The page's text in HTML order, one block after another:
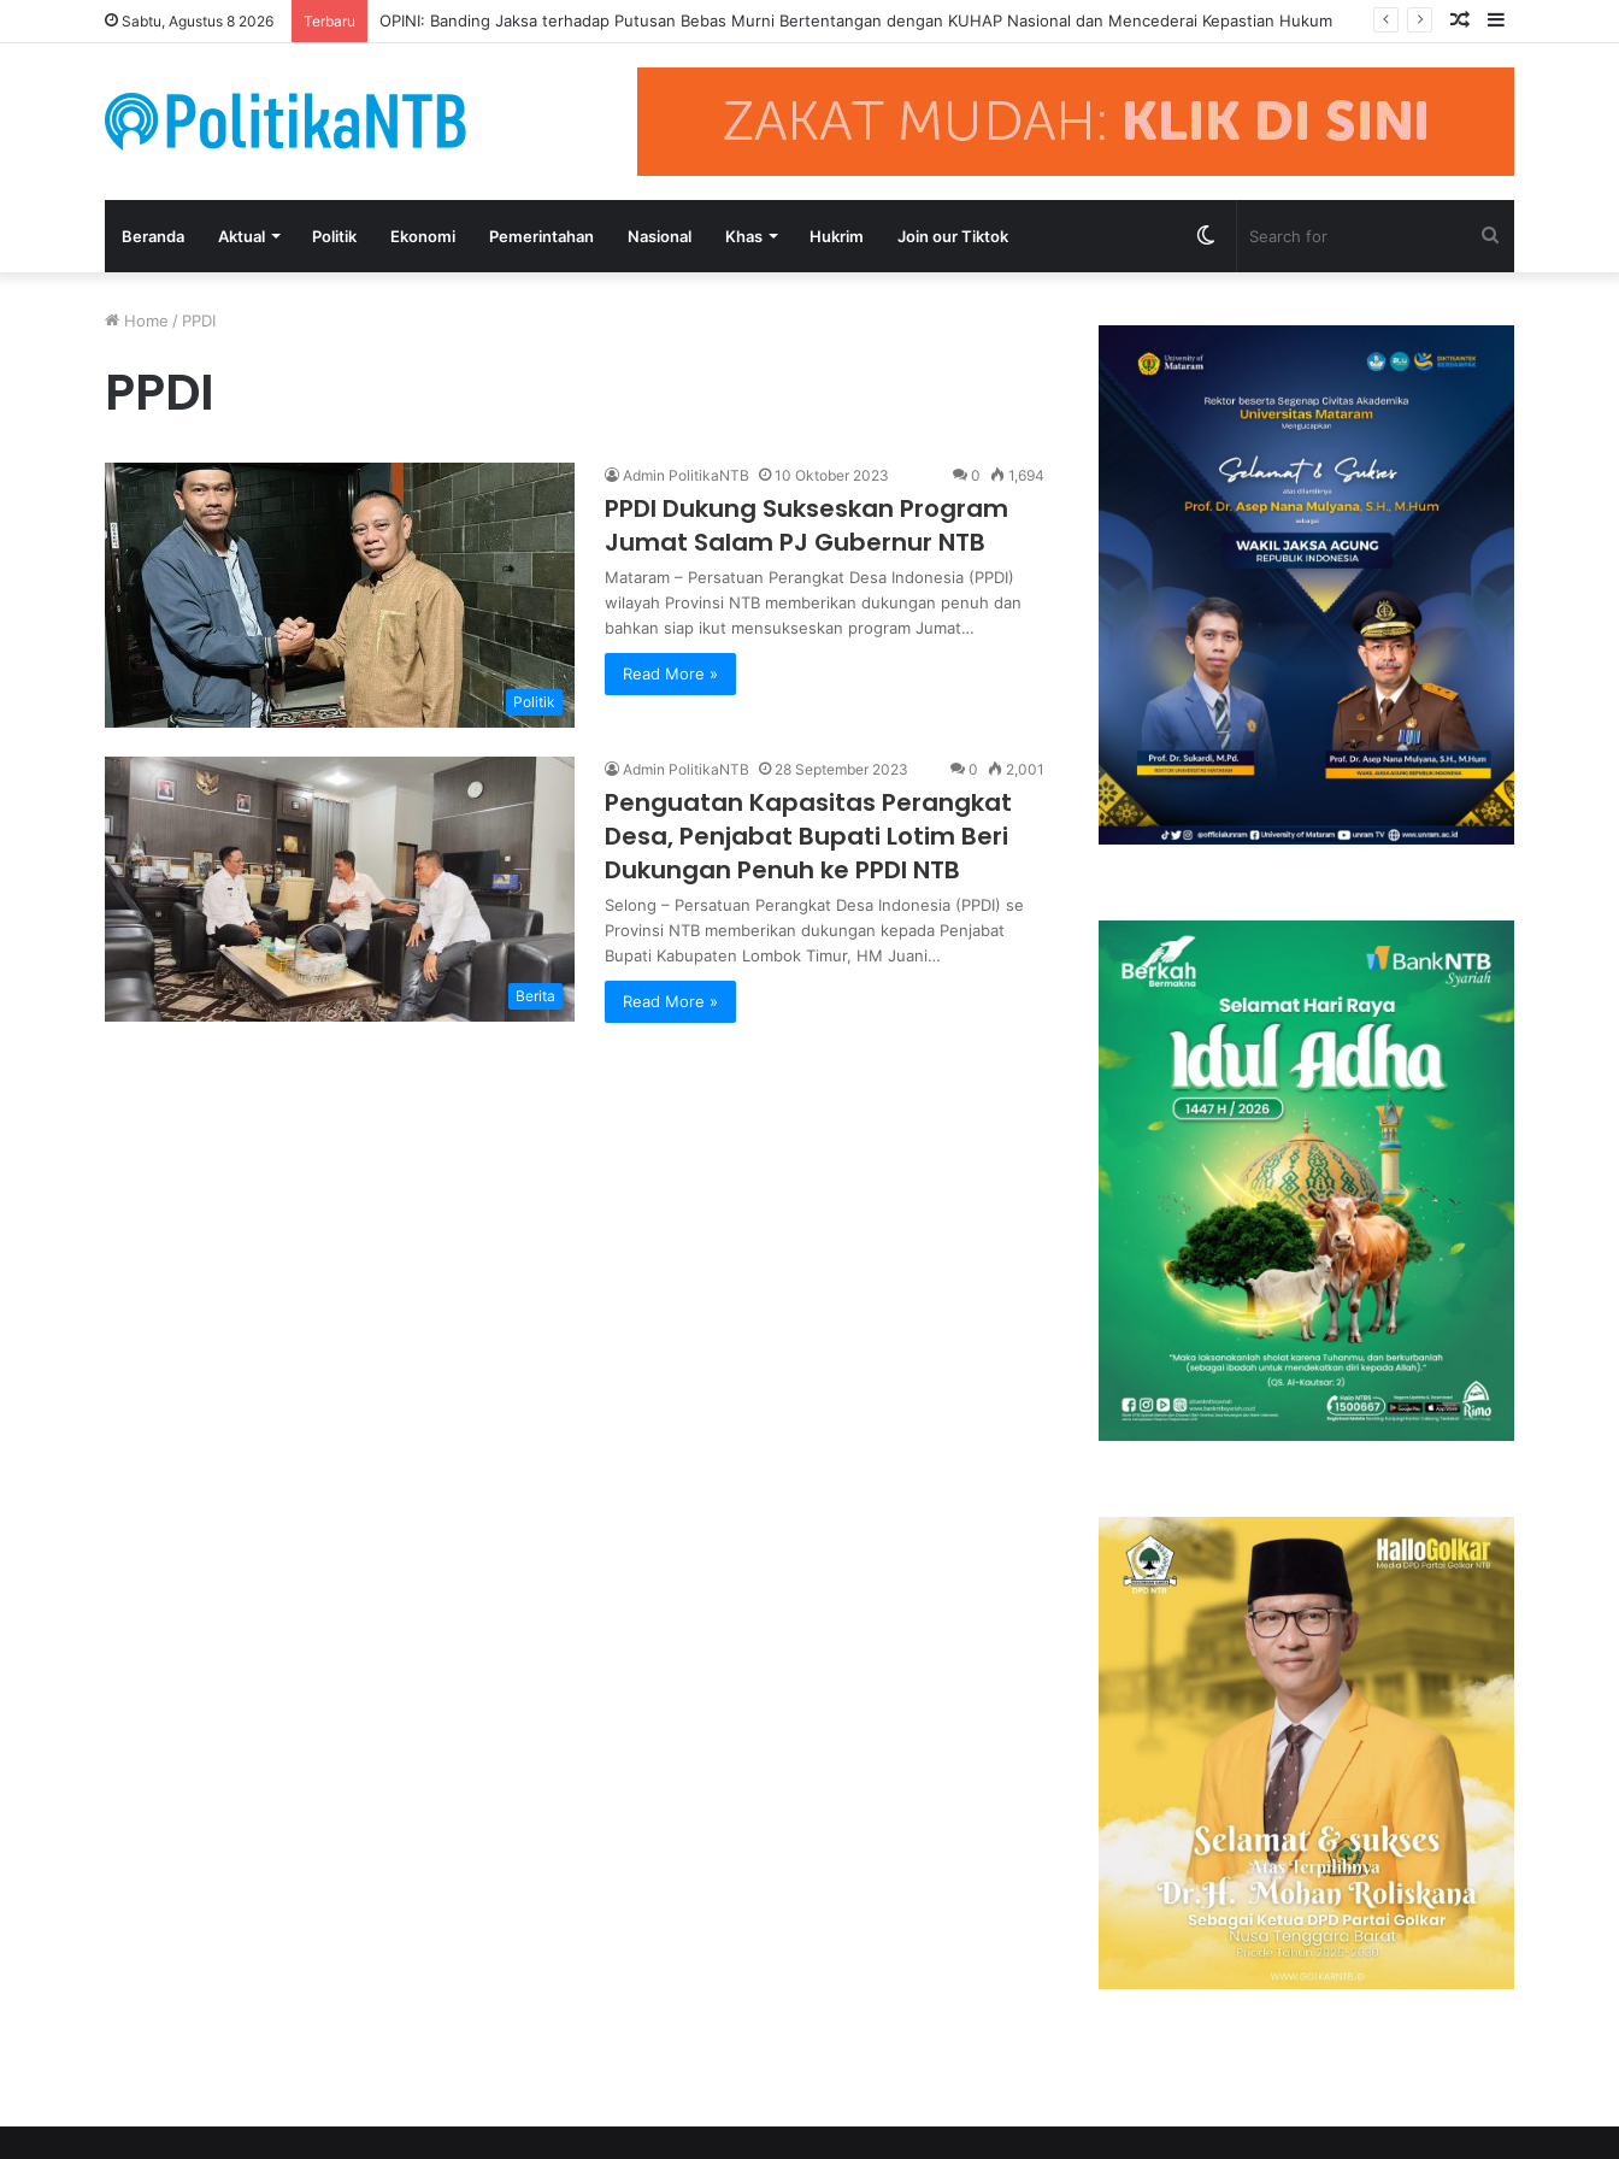
Sabtu, Agustus 8 2026 Terbaru OPINI: Banding Jaksa terhadap Putusan Bebas Murni Bertentangan dengan KUHAP Nasional dan Mencederai Kepastian Hukum
Random
Article
Beranda Aktual Politik Ekonomi Pemerintahan Nasional Khas Hukrim Join our Tiktok Switch
Home / PPDI
PPDI
Politik
Admin PolitikaNTB 10 Oktober 2023 0 1,694
PPDI Dukung Sukseskan Program
Jumat Salam PJ Gubernur NTB
Mataram – Persatuan Perangkat Desa Indonesia (PPDI)
wilayah Provinsi NTB memberikan dukungan penuh dan
bahkan siap ikut mensukseskan program Jumat…
Read More »
Berita
Admin PolitikaNTB 28 September 2023 0 2,001
Penguatan Kapasitas Perangkat
Desa, Penjabat Bupati Lotim Beri
Dukungan Penuh ke PPDI NTB
Selong – Persatuan Perangkat Desa Indonesia (PPDI) se
Provinsi NTB memberikan dukungan kepada Penjabat
Bupati Kabupaten Lombok Timur, HM Juani…
Read More »